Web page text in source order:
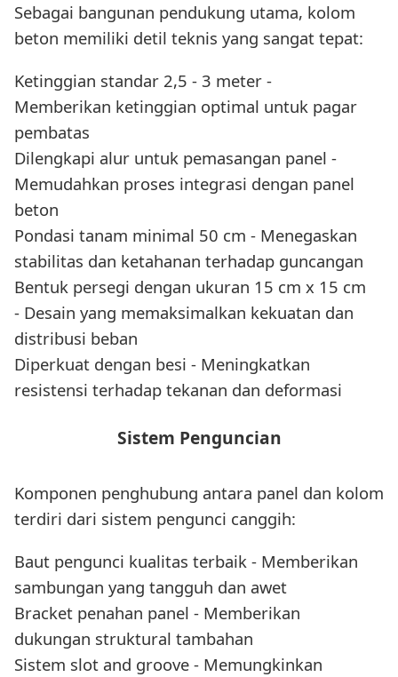
Sebagai bangunan pendukung utama, kolom
beton memiliki detil teknis yang sangat tepat:
Ketinggian standar 2,5 - 3 meter -
Memberikan ketinggian optimal untuk pagar
pembatas
Dilengkapi alur untuk pemasangan panel -
Memudahkan proses integrasi dengan panel
beton
Pondasi tanam minimal 50 cm - Menegaskan
stabilitas dan ketahanan terhadap guncangan
Bentuk persegi dengan ukuran 15 cm x 15 cm
- Desain yang memaksimalkan kekuatan dan
distribusi beban
Diperkuat dengan besi - Meningkatkan
resistensi terhadap tekanan dan deformasi
Sistem Penguncian
Komponen penghubung antara panel dan kolom
terdiri dari sistem pengunci canggih:
Baut pengunci kualitas terbaik - Memberikan
sambungan yang tangguh dan awet
Bracket penahan panel - Memberikan
dukungan struktural tambahan
Sistem slot and groove - Memungkinkan